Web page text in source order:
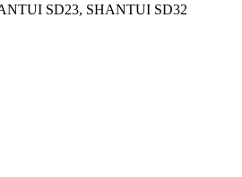
SD23, SHANTUI SD32